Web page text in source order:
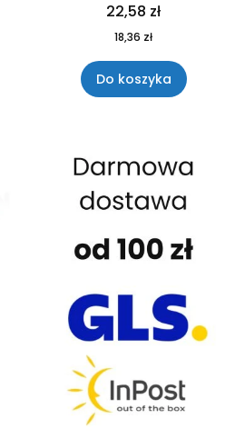
22,58 zł
18,36 zł
Do koszyka